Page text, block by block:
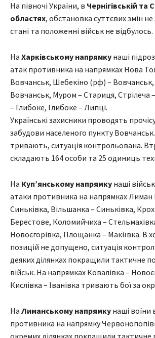
На півночі України, в Чернігівській та
областях, обстановка суттєвих змін не
стані та положенні військ не відбулось.
На Харківському напрямку наші
атак противника на напрямках Нова
Вовчанськ, Шебекіно (рф) –
Вовчанськ, Муром – Стариця, Стрілеча
– Глибоке, Глибоке – Липці.
Українські захисники проводять
забудови населеного пункту Вовчанськ.
тривають, ситуація контрольована.
складають 164 особи та 25 одиниць
На Куп’янському напрямку наші
атаки противника на напрямках
Синьківка, Вільшанка – Синьківка,
Берестове, Коломийчиха –
Новоєгорівка, Площанка – Макіївка. В
позицій не допущено, ситуація
деяких ділянках покращили тактичне
військ. На напрямках Ковалівка –
Кислівка – Іванівка тривають бої за
На Лиманському напрямку наші воїни
противника на напрямку